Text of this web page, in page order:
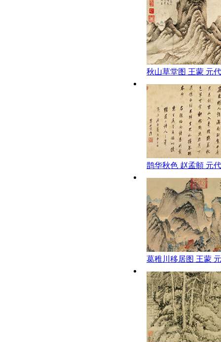
秋山草堂图 王蒙 元代
鹊华秋色 赵孟頫 元
葛稚川移居图 王蒙